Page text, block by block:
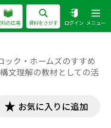
の広場 資料をさがす ログイン メニュー
ック・ホームズのすすめ
文理解の教材としての活
お気に入りに追加